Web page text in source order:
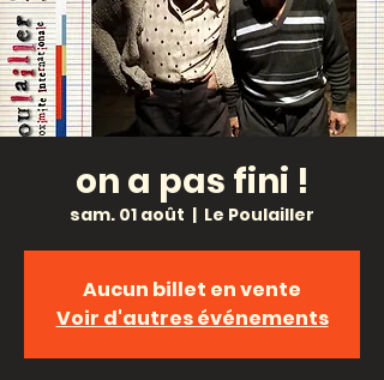
on a pas fini !
sam. 01 août
  |
Le Poulailler
Aucun billet en vente
Voir d'autres événements